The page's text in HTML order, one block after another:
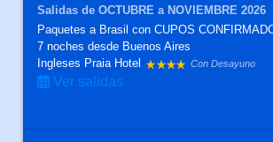
Salidas de OCTUBRE a NOVIEMBRE 2026
Paquetes a Brasil con CUPOS
7 nochesdesde Buenos Aires
Ingleses Praia Hotel
Con Desayuno
Ver salidas